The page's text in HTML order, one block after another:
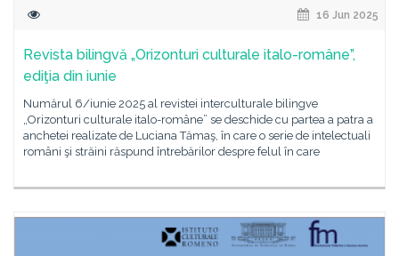
16 Jun 2025
Revista bilingvă „Orizonturi culturale italo-române”,
ediţia din iunie
Numărul 6/iunie 2025 al revistei interculturale bilingve
„Orizonturi culturale italo-române” se deschide cu partea a patra a
anchetei realizate de Luciana Tămaş, în care o serie de intelectuali
români şi străini răspund întrebărilor despre felul în care